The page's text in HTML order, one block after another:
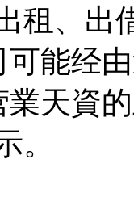
租、出
能经
天資
。